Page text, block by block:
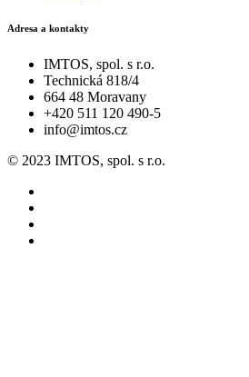
Adresa a kontakty
IMTOS, spol. s r.o.
Technická 818/4
664 48 Moravany
+420 511 120 490-5
info@imtos.cz
© 2023 IMTOS, spol. s r.o.